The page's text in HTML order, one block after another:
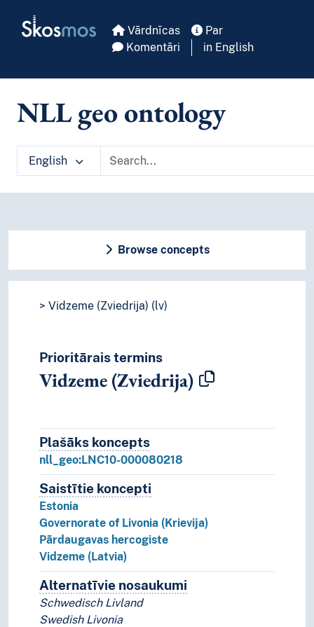
Skosmos Vārdnīcas
Par
Komentāri
in English
NLL geo ontology
English
Browse concepts
Vidzeme (Zviedrija) (lv)
Prioritārais termins
Vidzeme (Zviedrija)
Plašāks konceptsPlašāks koncepts
nll_geo:LNC10-000080218
Saistītie koncepti
Estonia
Governorate of Livonia (Krievija)
Pārdaugavas hercogiste
Vidzeme (Latvia)
Alternatīvie nosaukumi
Schwedisch Livland
Swedish Livonia